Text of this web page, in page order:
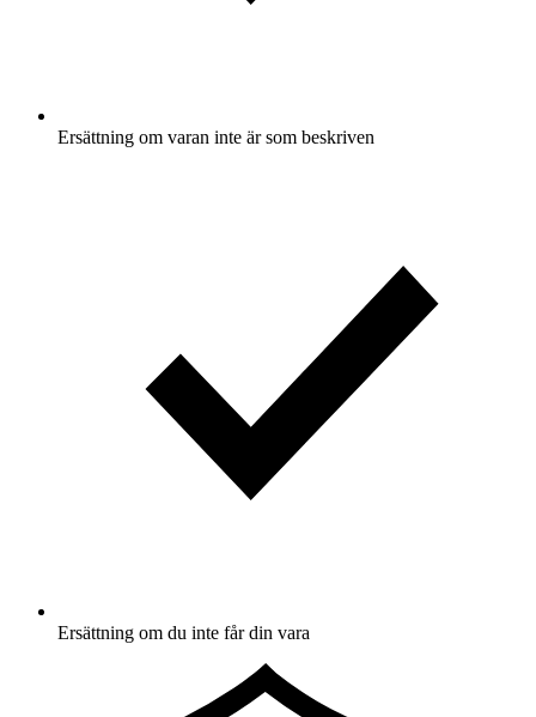
Ersättning om varan inte är som beskriven
Ersättning om du inte får din vara